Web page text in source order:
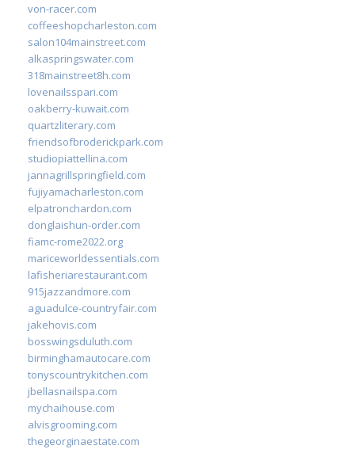
von-racer.com
coffeeshopcharleston.com
salon104mainstreet.com
alkaspringswater.com
318mainstreet8h.com
lovenailsspari.com
oakberry-kuwait.com
quartzliterary.com
friendsofbroderickpark.com
studiopiattellina.com
jannagrillspringfield.com
fujiyamacharleston.com
elpatronchardon.com
donglaishun-order.com
fiamc-rome2022.org
mariceworldessentials.com
lafisheriarestaurant.com
915jazzandmore.com
aguadulce-countryfair.com
jakehovis.com
bosswingsduluth.com
birminghamautocare.com
tonyscountrykitchen.com
jbellasnailspa.com
mychaihouse.com
alvisgrooming.com
thegeorginaestate.com